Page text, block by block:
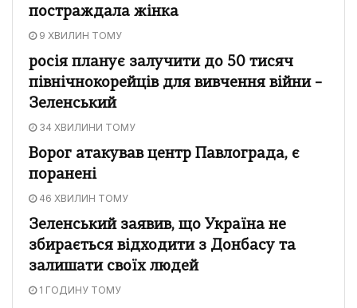
постраждала жінка
9 ХВИЛИН ТОМУ
росія планує залучити до 50 тисяч
північнокорейців для вивчення війни –
Зеленський
34 ХВИЛИНИ ТОМУ
Ворог атакував центр Павлограда, є
поранені
46 ХВИЛИН ТОМУ
Зеленський заявив, що Україна не
збирається відходити з Донбасу та
залишати своїх людей
1 ГОДИНУ ТОМУ